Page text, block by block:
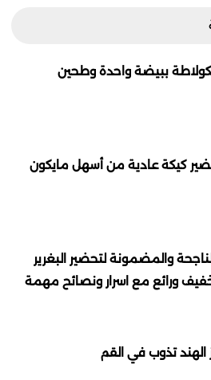
ببيضة واحدة وطحين
كيكة عادية من أسهل مايكون
والمضمونة لتحضير البغرير
ورائع مع اسرار ونصائح مهمة
تذوب في القم